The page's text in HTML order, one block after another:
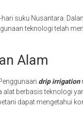
suku Nusantara.
teknologi telah
Alam
drip irrigation
alat berbasis teknologi
dapat mengetahui